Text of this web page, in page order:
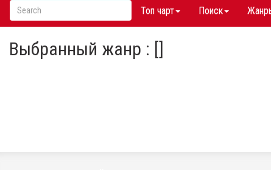
Топ чарт Поиск
Выбранный жанр : []